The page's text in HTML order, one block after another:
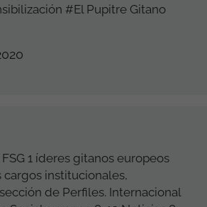
#El Pupitre Gitano
1 íderes gitanos europeos
institucionales,
de Perfiles. Internacional